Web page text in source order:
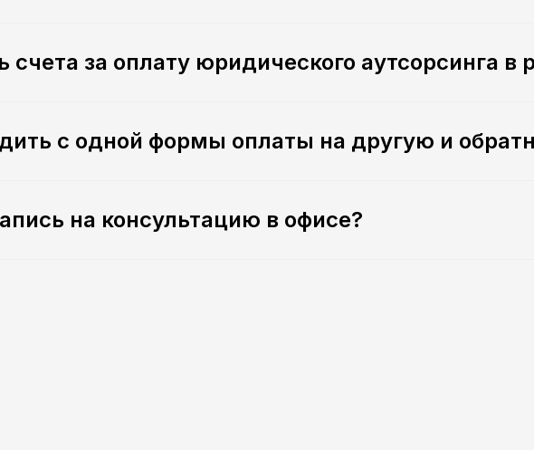
счета за оплату юридического аутсорсинга в
с одной формы оплаты на другую и
на консультацию в офисе?